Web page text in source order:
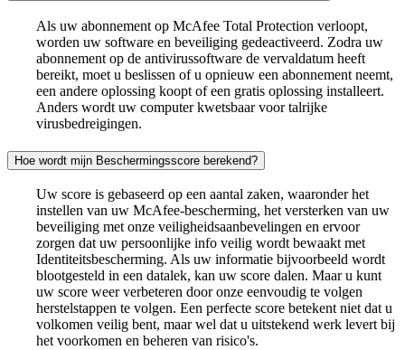
Als uw abonnement op McAfee Total Protection verloopt,
worden uw software en beveiliging gedeactiveerd. Zodra uw
abonnement op de antivirussoftware de vervaldatum heeft
bereikt, moet u beslissen of u opnieuw een abonnement neemt,
een andere oplossing koopt of een gratis oplossing installeert.
Anders wordt uw computer kwetsbaar voor talrijke
virusbedreigingen.
Hoe wordt mijn Beschermingsscore berekend?​
Uw score is gebaseerd op een aantal zaken, waaronder het
instellen van uw McAfee-bescherming, het versterken van uw
beveiliging met onze veiligheidsaanbevelingen en ervoor
zorgen dat uw persoonlijke info veilig wordt bewaakt met
Identiteitsbescherming. Als uw informatie bijvoorbeeld wordt
blootgesteld in een datalek, kan uw score dalen. Maar u kunt
uw score weer verbeteren door onze eenvoudig te volgen
herstelstappen te volgen. Een perfecte score betekent niet dat u
volkomen veilig bent, maar wel dat u uitstekend werk levert bij
het voorkomen en beheren van risico's.